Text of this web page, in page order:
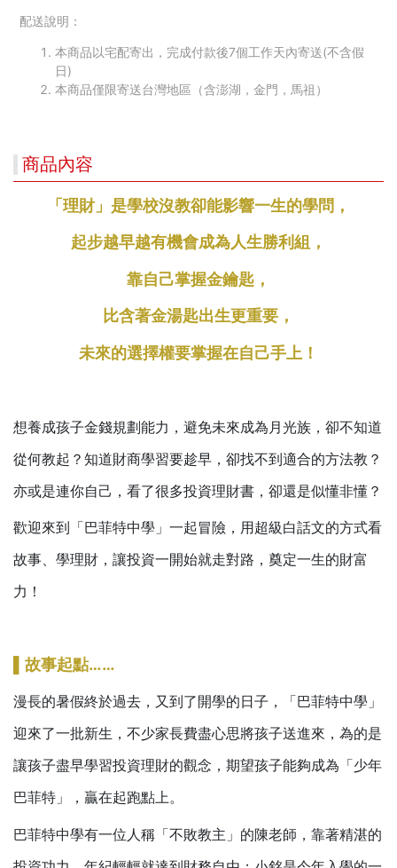
配送說明：
本商品以宅配寄出，完成付款後7個工作天內寄送(不含假
日)
本商品僅限寄送台灣地區（含澎湖，金門，馬祖）
商品內容
「理財」是學校沒教卻能影響一生的學問，
起步越早越有機會成為人生勝利組，
靠自己掌握金鑰匙，
比含著金湯匙出生更重要，
未來的選擇權要掌握在自己手上！
想養成孩子金錢規劃能力，避免未來成為月光族，卻不知道
從何教起？知道財商學習要趁早，卻找不到適合的方法教？
亦或是連你自己，看了很多投資理財書，卻還是似懂非懂？
歡迎來到「巴菲特中學」一起冒險，用超級白話文的方式看
故事、學理財，讓投資一開始就走對路，奠定一生的財富
力！
故事起點……
漫長的暑假終於過去，又到了開學的日子，「巴菲特中學」
迎來了一批新生，不少家長費盡心思將孩子送進來，為的是
讓孩子盡早學習投資理財的觀念，期望孩子能夠成為「少年
巴菲特」，贏在起跑點上。
巴菲特中學有一位人稱「不敗教主」的陳老師，靠著精湛的